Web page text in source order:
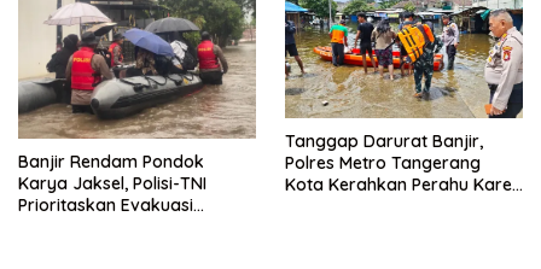
Banjir Rendam Pondok
Karya Jaksel, Polisi-TNI
Prioritaskan Evakuasi
Tanggap Darurat Banjir,
Polres Metro Tangerang
Kota Kerahkan Perahu Karet